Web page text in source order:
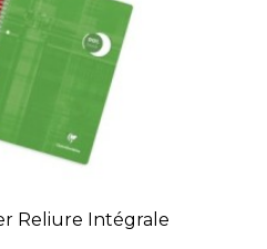
Reliure Intégrale